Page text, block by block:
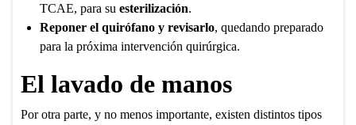
TCAE, para su esterilización.
Reponer el quirófano y revisarlo, quedando preparado
para la próxima intervención quirúrgica.
El lavado de manos
Por otra parte, y no menos importante, existen distintos tipos